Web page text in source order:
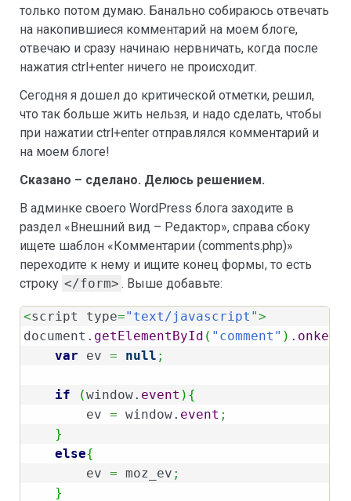
только потом думаю. Банально собираюсь отвечать
на накопившиеся комментарий на моем блоге,
отвечаю и сразу начинаю нервничать, когда после
нажатия ctrl+enter ничего не происходит.
Сегодня я дошел до критической отметки, решил,
что так больше жить нельзя, и надо сделать, чтобы
при нажатии ctrl+enter отправлялся комментарий и
на моем блоге!
Сказано – сделано. Делюсь решением.
В админке своего WordPress блога заходите в
раздел «Внешний вид – Редактор», справа сбоку
ищете шаблон «Комментарии (comments.php)»
переходите к нему и ищите конец формы, то есть
строку </form> . Выше добавьте:
<script type="text/javascript">
document. getElementById ( "comment" ) .
var ev = null ;
if (window. event ) {
        ev
= window. event ;
}
else{
        ev
= moz_ev ;
}